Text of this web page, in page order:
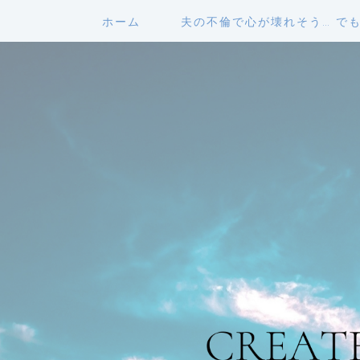
ホーム 夫の不倫で心が壊れそう… で